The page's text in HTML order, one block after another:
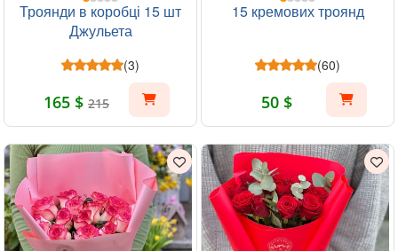
Троянди в коробці 15 шт
Джульета
(3)
165 $ 215
15 кремових троянд
(60)
50 $